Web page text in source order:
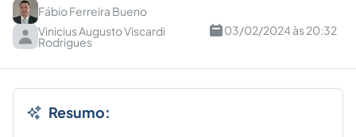
Fábio Ferreira Bueno
Vinicius Augusto Viscardi
Rodrigues
03/02/2024 às 20:32
Resumo: